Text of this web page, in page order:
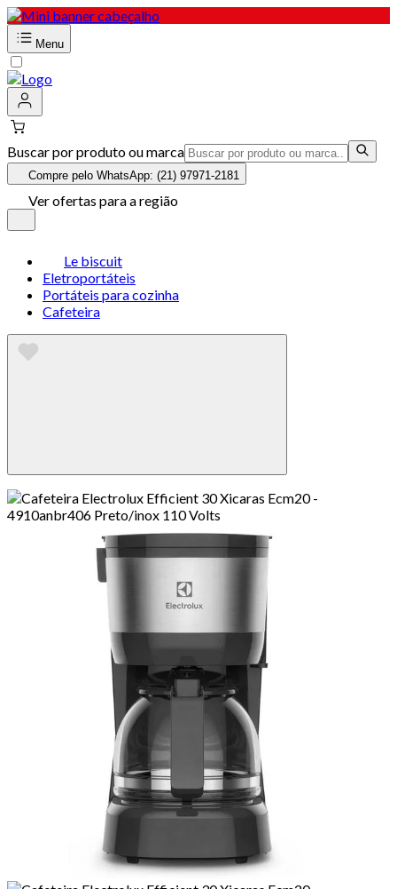
Menu
Buscar por produto ou marca
Compre pelo WhatsApp: (21) 97971-2181
Ver ofertas para a região
Le biscuit
Eletroportáteis
Portáteis para cozinha
Cafeteira